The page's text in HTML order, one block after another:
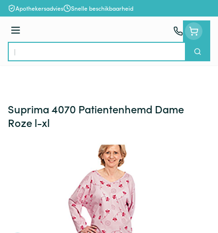
Ga naar de inhoud
Apothekersadvies Snelle beschikbaarheid
Menu
Product, merk, categorie...
Zoek
Suprima 4070 Patientenhemd Dame
Roze l-xl